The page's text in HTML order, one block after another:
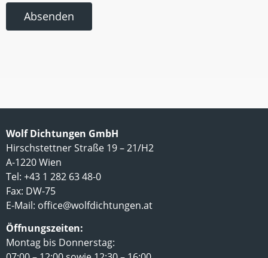
Absenden
Wolf Dichtungen GmbH
Hirschstettner Straße 19 – 21/H2
A-1220 Wien
Tel: +43 1 282 63 48-0
Fax: DW-75
E-Mail: office@wolfdichtungen.at
Öffnungszeiten:
Montag bis Donnerstag: